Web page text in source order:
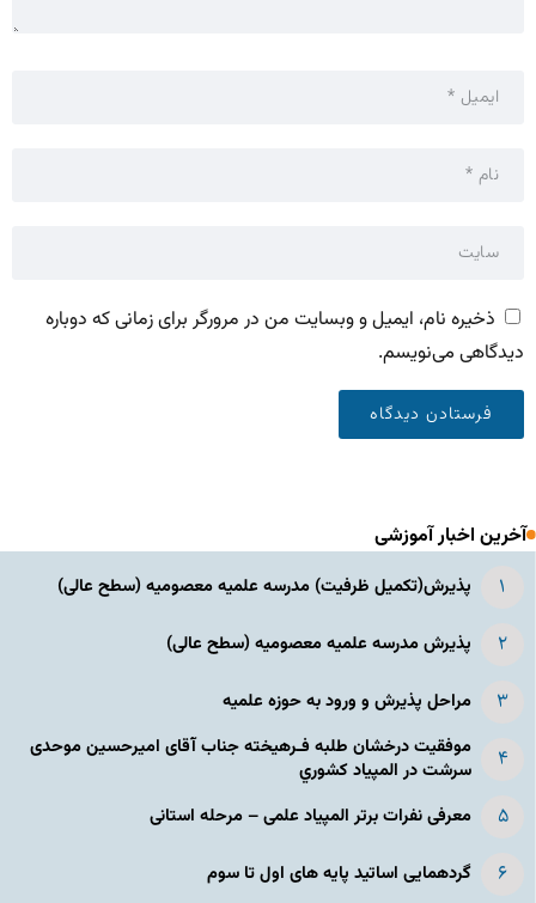
ذخیره نام، ایمیل و وبسایت من در مرورگر برای زمانی که دوباره
دیدگاهی می‌نویسم.
آخرین اخبار آموزشی
پذیرش(تکمیل ظرفیت) مدرسه علمیه معصومیه‌ (سطح عالی)
پذیرش مدرسه علمیه معصومیه‌ (سطح عالی)
مراحل پذیرش و ورود به حوزه علمیه
موفقیت درخشان طلبه فـرهیخته جناب آقای امیرحسین موحدی
سرشت در المپياد كشوري
معرفی نفرات برتر المپیاد علمی – مرحله استانی
گردهمایی اساتید پایه های اول تا سوم